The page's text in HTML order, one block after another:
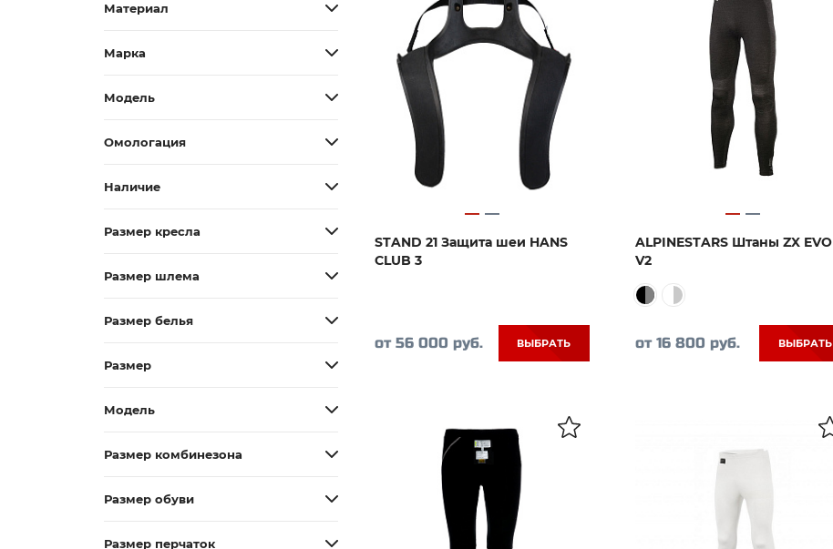
Материал
Марка
Модель
Омологация
Наличие
Размер кресла
Размер шлема
Размер белья
Размер
Модель
Размер комбинезона
Размер обуви
Размер перчаток
STAND 21 Защита шеи HANS
CLUB 3
от 56 000 руб. ВЫБРАТЬ
ALPINESTARS Штаны ZX EVO
V2
от 16 800 руб. ВЫБРАТЬ